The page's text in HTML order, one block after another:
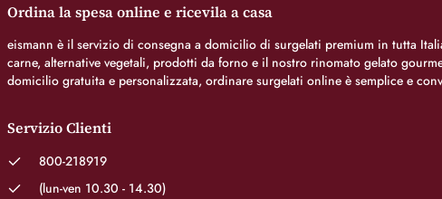
Ordina la spesa online e ricevila a casa
eismann è il servizio di consegna a domicilio di surgelati premium in tutta
carne, alternative vegetali, prodotti da forno e il nostro rinomato gelato
domicilio gratuita e personalizzata, ordinare surgelati online è semplice e
Servizio Clienti
800-218919
(lun-ven 10.30 - 14.30)